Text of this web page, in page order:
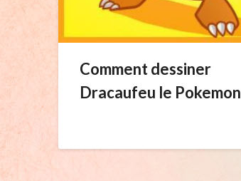
Comment dessiner
Dracaufeu le Pokemon